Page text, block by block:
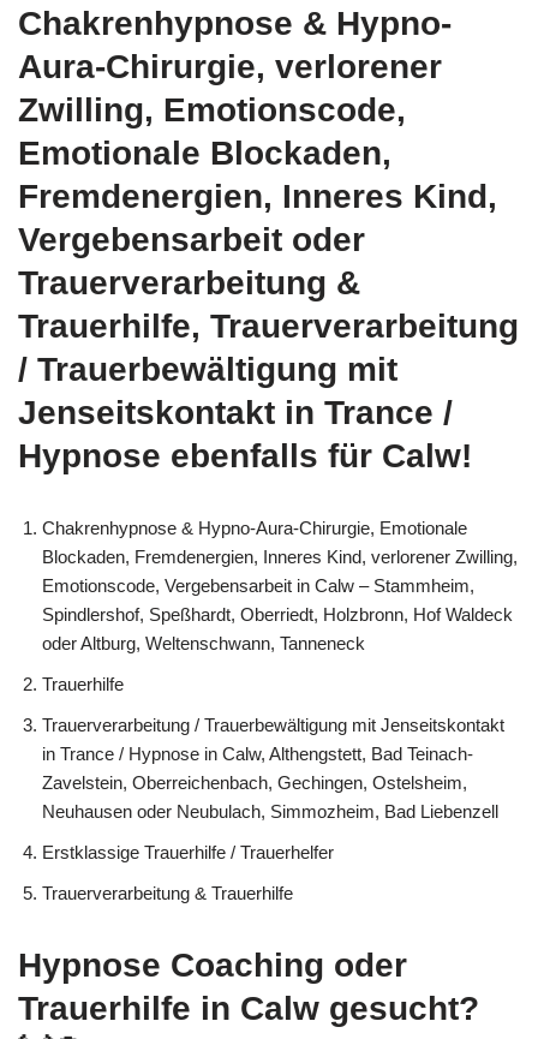
Chakrenhypnose & Hypno-
Aura-Chirurgie, verlorener
Zwilling, Emotionscode,
Emotionale Blockaden,
Fremdenergien, Inneres Kind,
Vergebensarbeit oder
Trauerverarbeitung &
Trauerhilfe, Trauerverarbeitung
/ Trauerbewältigung mit
Jenseitskontakt in Trance /
Hypnose ebenfalls für Calw!
Chakrenhypnose & Hypno-Aura-Chirurgie, Emotionale
Blockaden, Fremdenergien, Inneres Kind, verlorener Zwilling,
Emotionscode, Vergebensarbeit in Calw – Stammheim,
Spindlershof, Speßhardt, Oberriedt, Holzbronn, Hof Waldeck
oder Altburg, Weltenschwann, Tanneneck
Trauerhilfe
Trauerverarbeitung / Trauerbewältigung mit Jenseitskontakt
in Trance / Hypnose in Calw, Althengstett, Bad Teinach-
Zavelstein, Oberreichenbach, Gechingen, Ostelsheim,
Neuhausen oder Neubulach, Simmozheim, Bad Liebenzell
Erstklassige Trauerhilfe / Trauerhelfer
Trauerverarbeitung & Trauerhilfe
Hypnose Coaching oder
Trauerhilfe in Calw gesucht?